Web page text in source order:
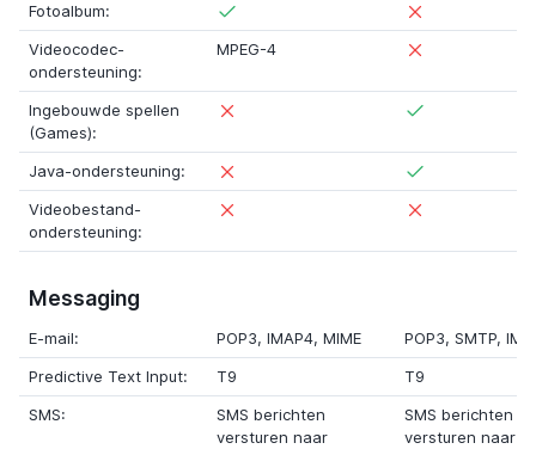
Fotoalbum:
Videocodec-
ondersteuning:
MPEG-4
Ingebouwde spellen
(Games):
Java-ondersteuning:
Videobestand-
ondersteuning:
Messaging
E-mail: POP3, IMAP4, MIME POP3, SMTP,
Predictive Text Input:
T9
T9
SMS:
SMS berichten
versturen naar
SMS berichten
versturen naar